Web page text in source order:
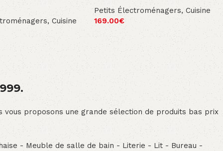
,Cuisine
Petits Électroménagers,Cuisine
169.00€
vous proposons une grande sélection de produits bas prix
- Meuble de salle de bain - Literie - Lit - Bureau -